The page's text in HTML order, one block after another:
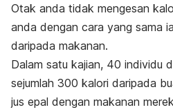
Otak anda tidak mengesan
anda dengan cara yang sama
daripada makanan.
Dalam satu kajian, 40 individu
sejumlah 300 kalori daripada
jus epal dengan makanan